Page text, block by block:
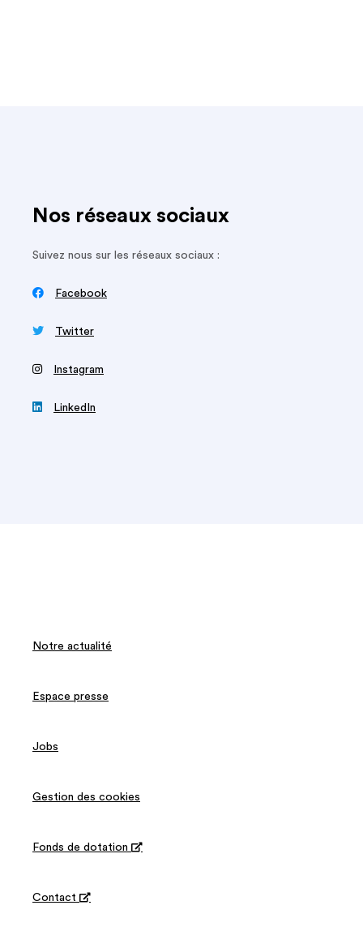
Nos réseaux sociaux
Suivez nous sur les réseaux sociaux :
 Facebook
 Twitter
‍ Instagram
 LinkedIn
Notre actualité
Espace presse
Jobs
Gestion des cookies
Fonds de dotation 
Contact 